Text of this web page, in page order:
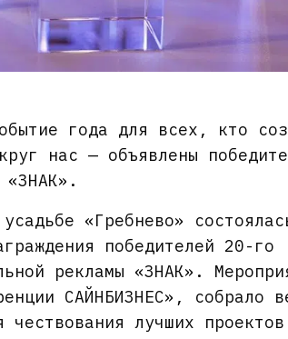
года для всех, кто
нас — объявлены
«ЗНАК».
«Гребнево»
победителей 20-го
рекламы «ЗНАК».
САЙНБИЗНЕС», собрало
чествования лучших